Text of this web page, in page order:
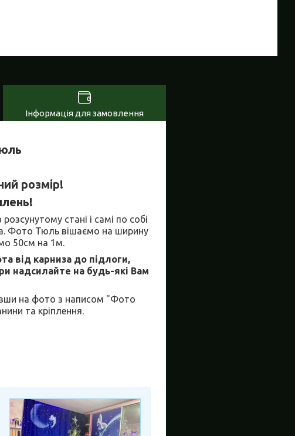
Інформація для замовлення
розмір!
стані і самі по собі
Фото Тюль вішаємо на ширину
50см на 1м.
від карниза до підлоги,
надсилайте на будь-які Вам
на фото з написом "Фото
та кріплення.